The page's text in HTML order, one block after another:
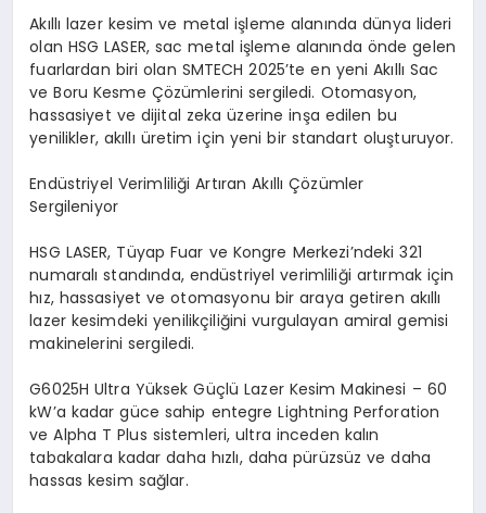
Akıllı lazer kesim ve metal işleme alanında dünya lideri
olan HSG LASER, sac metal işleme alanında önde gelen
fuarlardan biri olan SMTECH 2025’te en yeni Akıllı Sac
ve Boru Kesme Çözümlerini sergiledi. Otomasyon,
hassasiyet ve dijital zeka üzerine inşa edilen bu
yenilikler, akıllı üretim için yeni bir standart oluşturuyor.
Endüstriyel Verimliliği Artıran Akıllı Çözümler
Sergileniyor
HSG LASER, Tüyap Fuar ve Kongre Merkezi’ndeki 321
numaralı standında, endüstriyel verimliliği artırmak için
hız, hassasiyet ve otomasyonu bir araya getiren akıllı
lazer kesimdeki yenilikçiliğini vurgulayan amiral gemisi
makinelerini sergiledi.
G6025H Ultra Yüksek Güçlü Lazer Kesim Makinesi – 60
kW’a kadar güce sahip entegre Lightning Perforation
ve Alpha T Plus sistemleri, ultra inceden kalın
tabakalara kadar daha hızlı, daha pürüzsüz ve daha
hassas kesim sağlar.